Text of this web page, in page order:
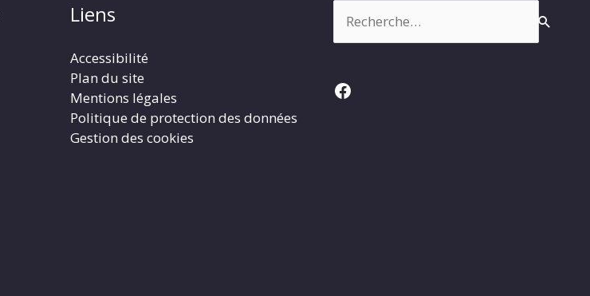
Liens
Accessibilité
Plan du site
Mentions légales
Politique de protection des données
Gestion des cookies
Facebook